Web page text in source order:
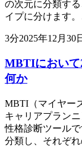
の次元に分類す
イプに分けます
3分2025年12月30
MBTIにおいて
何か
MBTI（マイヤー
キャリアプラン
性格診断ツール
分類し、それぞ